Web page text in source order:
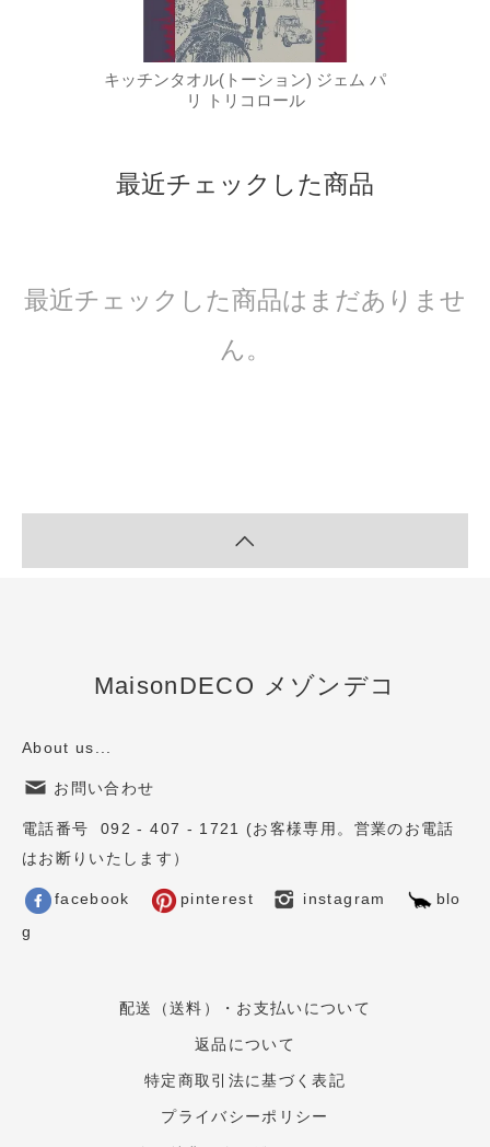
キッチンタオル(トーション) ジェム パ
リ トリコロール
最近チェックした商品
最近チェックした商品はまだありませ
ん。
MaisonDECO メゾンデコ
About us...
お問い合わせ
電話番号 092 - 407 - 1721 (お客様専用。営業のお電話
はお断りいたします）
facebook pinterest instagram
blo
g
配送（送料）・お支払いについて
返品について
特定商取引法に基づく表記
プライバシーポリシー